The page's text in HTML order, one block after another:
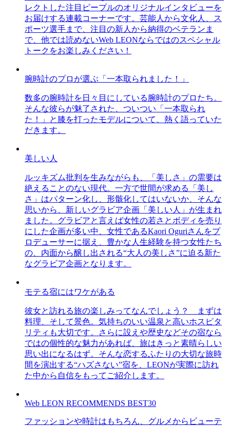
レクトした注目ピープルのオリジナルインタビューを
お届けする連載コーナーです。芸能人から文化人、ス
ポーツ選手まで、注目の新人から納得のベテランま
で、他では読めないWeb LEONならではのスペシャル
トークをお楽しみください！
腕時計のプロが選ぶ「一本取られました！」
数多の腕時計を日々目にしている腕時計のプロたち。
そんな彼らが魅了された、ついつい「一本取られ
た！」と膝を打ったモデルについて、熱く語っていた
だきます。
美しい人
ルッキズム批判を生みながらも、「美しさ」の需要は
絶えることのない現代。一方で世間が求める「美し
さ」はパターン化し、形骸化してはいないか、そんな
思いから、新しいグラビア企画「美しい人」が生まれ
ました。グラビアと言えば女性の若さとボディを売り
にした企画が多い中、女性であるKaori Oguriさんをプ
ロデューサーに据え、豊かな人生経験を持つ女性たち
の、内面から醸し出される“大人の美しさ”に迫る新た
なグラビア企画となります。
モテる宿にはワケがある
彼女と訪れる旅の楽しみってなんでしょう？ まずは
料理、そして景色。気持ちのいい温泉と高いホスピタ
リティも大切です。さらに設えや歴史などその宿なら
ではの個性的な魅力があれば、旅はきっと素晴らしい
思い出になるはず。そんな恋するふたりの大切な旅時
間を演出する“ハズさない”宿を、LEONが実際に訪れ
た中から自信をもってご紹介します。
Web LEON RECOMMENDS BEST30
ファッションや時計はもちろん、グルメからビューテ